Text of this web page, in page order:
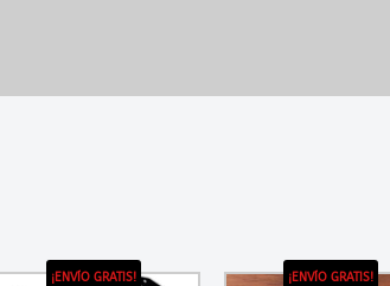
¡ENVÍO GRATIS! ¡ENVÍO GRATIS!